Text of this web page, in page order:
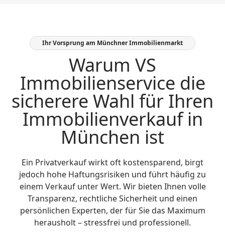
Ihr Vorsprung am Münchner Immobilienmarkt
Warum VS
Immobilienservice die
sicherere Wahl für Ihren
Immobilienverkauf in
München ist
Ein Privatverkauf wirkt oft kostensparend, birgt
jedoch hohe Haftungsrisiken und führt häufig zu
einem Verkauf unter Wert. Wir bieten Ihnen volle
Transparenz, rechtliche Sicherheit und einen
persönlichen Experten, der für Sie das Maximum
herausholt – stressfrei und professionell.